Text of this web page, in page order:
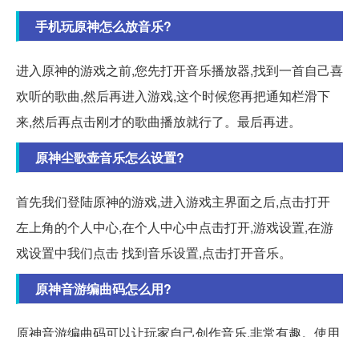
手机玩原神怎么放音乐?
进入原神的游戏之前,您先打开音乐播放器,找到一首自己喜
欢听的歌曲,然后再进入游戏,这个时候您再把通知栏滑下
来,然后再点击刚才的歌曲播放就行了。最后再进。
原神尘歌壶音乐怎么设置?
首先我们登陆原神的游戏,进入游戏主界面之后,点击打开
左上角的个人中心,在个人中心中点击打开,游戏设置,在游
戏设置中我们点击 找到音乐设置,点击打开音乐。
原神音游编曲码怎么用?
原神音游编曲码可以让玩家自己创作音乐,非常有趣。使用